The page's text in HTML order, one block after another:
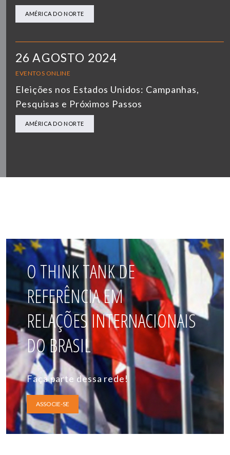
AMÉRICA DO NORTE
26 AGOSTO 2024
EVENTOS ONLINE
Eleições nos Estados Unidos: Campanhas,
Pesquisas e Próximos Passos
AMÉRICA DO NORTE
O THINK TANK DE
REFERÊNCIA EM
RELAÇÕES INTERNACIONAIS
DO BRASIL
Faça parte dessa rede!
ASSOCIE-SE